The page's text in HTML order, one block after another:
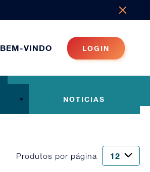
BEM-VINDO LOGIN
NOTICIAS
Produtos por página